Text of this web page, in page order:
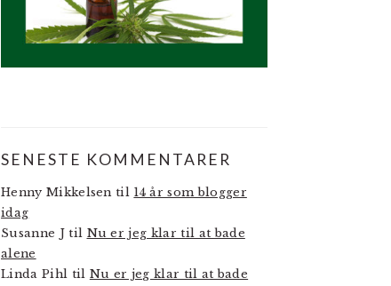
SENESTE KOMMENTARER
Henny Mikkelsen til 14 år som blogger
idag
Susanne Jtil Nu er jeg klar til at bade
alene
Linda Pihl til Nu er jeg klar til at bade